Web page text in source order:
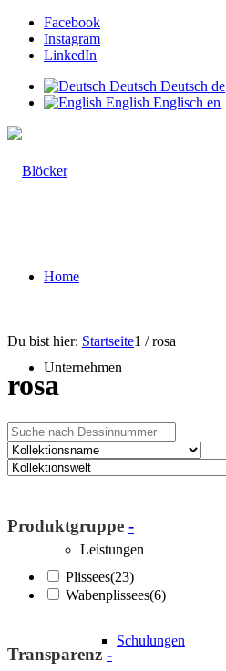
Facebook
Instagram
LinkedIn
Deutsch Deutsch de
English Englisch en
Home
Unternehmen
Über Blöcker
Leistungen
Schulungen
Du bist hier: Startseite1 / rosa
rosa
Produktgruppe -
Plissees(23)
Wabenplissees(6)
Transparenz -